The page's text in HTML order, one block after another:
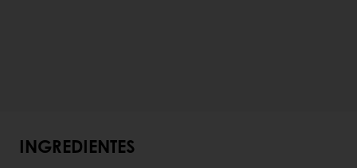
INGREDIENTES